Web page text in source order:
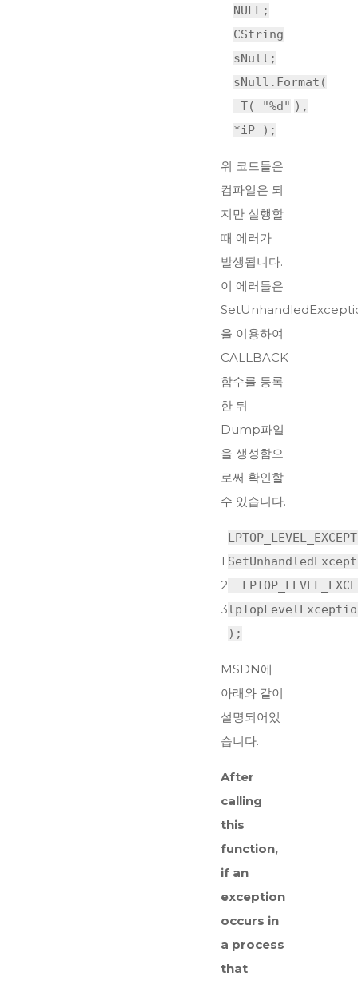
NULL;
CString
sNull;
sNull.Format(
_T(
"%d" ),
*iP );
위 코드들은
컴파일은 되
지만 실행할
때 에러가
발생됩니다.
이 에러들은
을 이용하여
CALLBACK
함수를 등록
한 뒤
Dump파일
을 생성함으
로써 확인할
수 있습니다.
1
2
3
);
MSDN에
아래와 같이
설명되어있
습니다.
After
calling
this
function,
if an
exception
occurs in
a process
that